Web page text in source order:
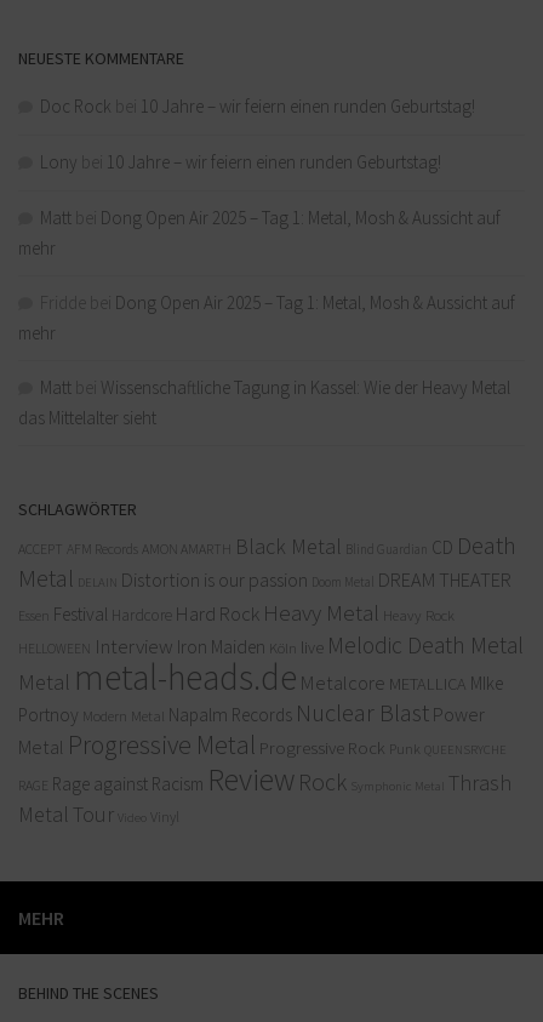
NEUESTE KOMMENTARE
Doc Rock 10 Jahre – wir feiern einen runden Geburtstag!
Lony 10 Jahre – wir feiern einen runden Geburtstag!
Matt
Dong Open Air 2025 – Tag 1: Metal, Mosh & Aussicht auf
mehr
Dong Open Air 2025 – Tag 1: Metal, Mosh & Aussicht auf
mehr
Matt
Wissenschaftliche Tagung in Kassel: Wie der Heavy Metal
das Mittelalter sieht
SCHLAGWÖRTER
ACCEPT AFM Records AMON AMARTH Black Metal Blind Guardian CD Death
Metal
DELAIN Distortion is our passion Doom Metal DREAM THEATER
Essen Festival Hardcore Hard Rock Heavy Metal Heavy Rock
HELLOWEEN Interview Iron Maiden Köln live Melodic Death Metal
Metal metal-heads.de Metalcore METALLICA MIke
Portnoy Modern Metal Napalm Records Nuclear Blast Power
Metal Progressive Metal Progressive Rock Punk QUEENSRYCHE
RAGE Rage against Racism Review Rock Symphonic Metal
Thrash
Metal Tour Video Vinyl
MEHR
BEHIND THE SCENES